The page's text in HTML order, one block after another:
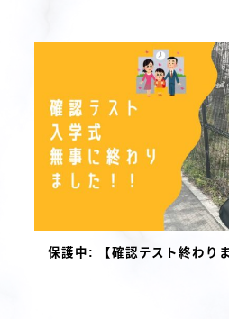
保護中: 【確認テスト終わり